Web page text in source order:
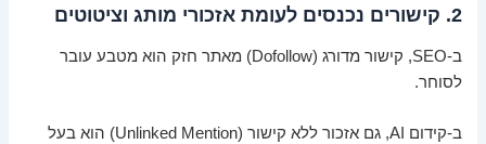
2. קישורים נכנסים לעומת אזכורי מותג וציטוטים
ב-SEO, קישור מדורג (Dofollow) מאתר חזק הוא מטבע עובר
לסוחר.
ב-קידום AI, גם אזכור ללא קישור (Unlinked Mention) הוא בעל